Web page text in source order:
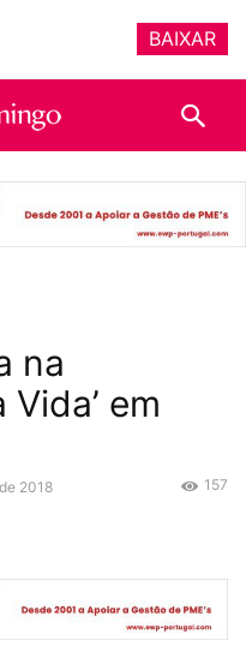
na
em
2018 157
BAIXAR